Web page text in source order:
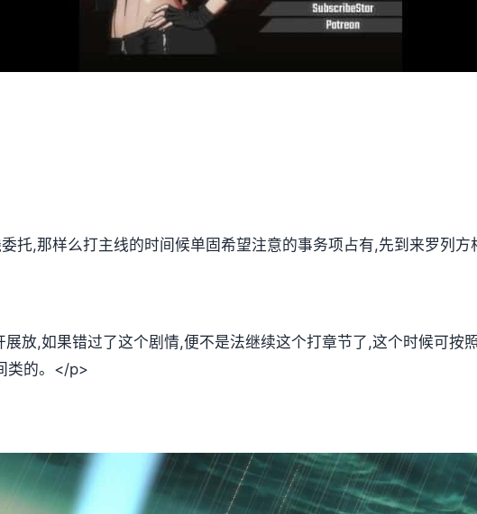
托,那样么打主线的时间候单固希望注意的事务项占有,先到来罗列
放,如果错过了这个剧情,便不是法继续这个打章节了,这个时候可按
类的。</p>